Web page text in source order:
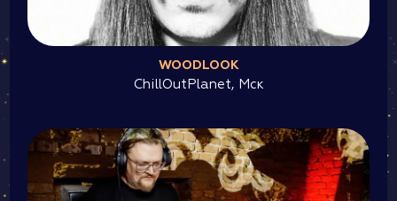
WOODLOOK
ChillOutPlanet, Мск